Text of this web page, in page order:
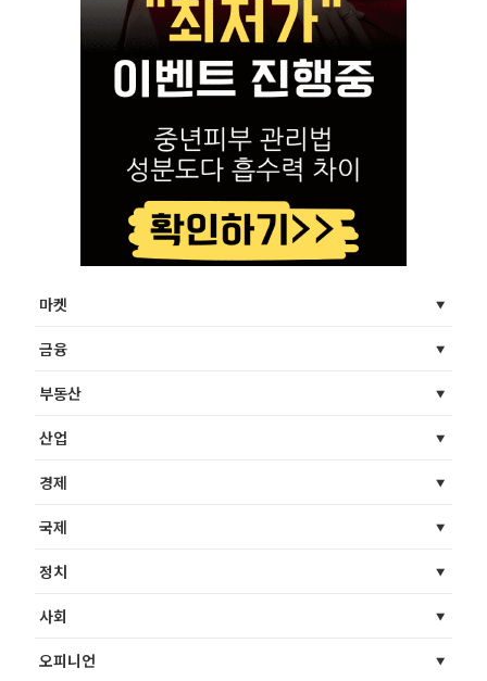
마켓
금융
부동산
산업
경제
국제
정치
사회
오피니언